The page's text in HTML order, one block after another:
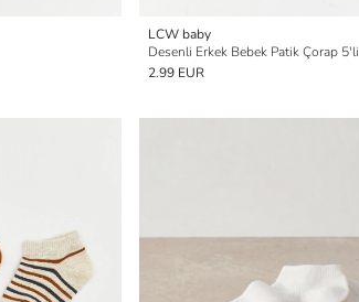
LCW baby
Desenli Erkek Bebek Patik Çorap 5'li
2.99 EUR